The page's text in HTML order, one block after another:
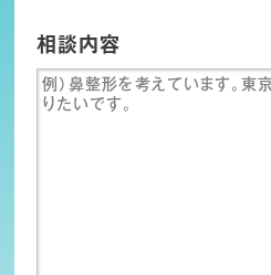
相談内容